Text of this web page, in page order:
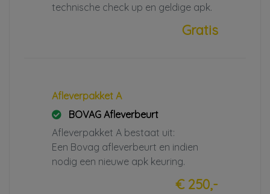
technische check up en geldige apk.
Gratis
Afleverpakket A
BOVAG Afleverbeurt
Afleverpakket A bestaat uit:
Een Bovag afleverbeurt en indien
nodig een nieuwe apk keuring.
€ 250,-